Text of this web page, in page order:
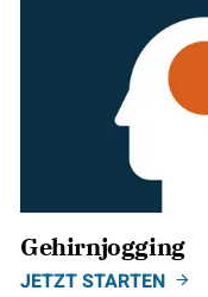
Gehirnjogging
JETZT STARTEN